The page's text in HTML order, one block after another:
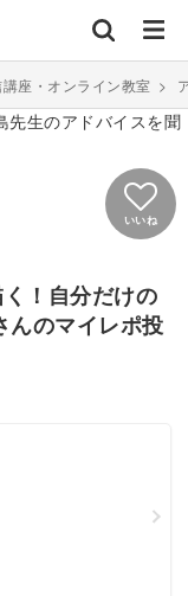
座・オンライン教室 >
いいね
！自分だけの
んのマイレポ投